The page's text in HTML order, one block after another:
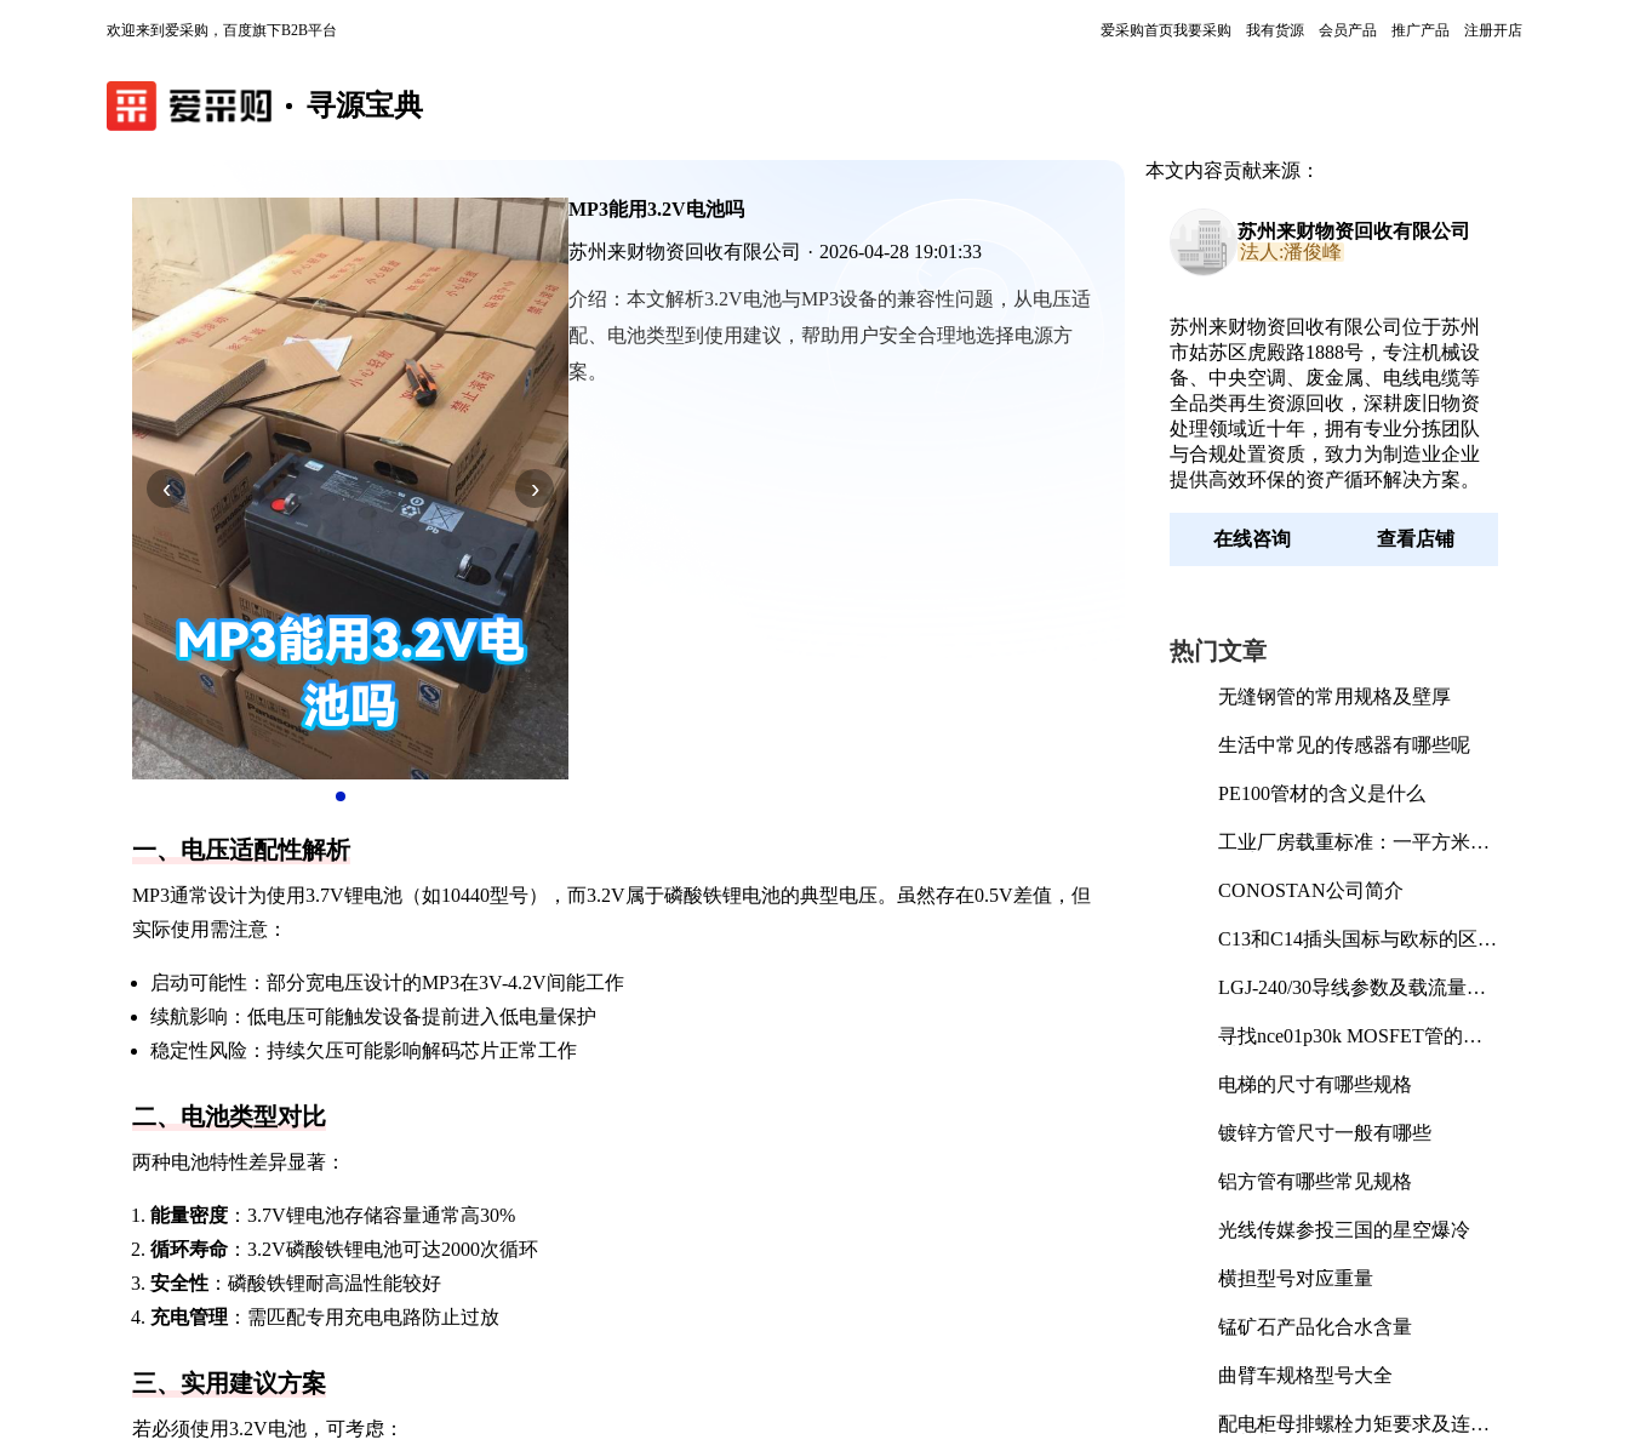
欢迎来到爱采购，百度旗下B2B平台 爱采购首页我要采购 我有货源 会员产品 推广产品 注册开店
寻源宝典
‹ ›
MP3能用3.2V电池吗
苏州来财物资回收有限公司 · 2026-04-28 19:01:33
介绍： 本文解析3.2V电池与MP3设备的兼容性问题，从电压适
配、电池类型到使用建议，帮助用户安全合理地选择电源方
案。
一、电压适配性解析
MP3通常设计为使用3.7V锂电池（如10440型号），而3.2V属于磷酸铁锂电池的典型电压。虽然存在0.5V差值，但
实际使用需注意：
启动可能性：部分宽电压设计的MP3在3V-4.2V间能工作
续航影响：低电压可能触发设备提前进入低电量保护
稳定性风险：持续欠压可能影响解码芯片正常工作
二、电池类型对比
两种电池特性差异显著：
能量密度 ：3.7V锂电池存储容量通常高30%
循环寿命 ：3.2V磷酸铁锂电池可达2000次循环
安全性 ：磷酸铁锂耐高温性能较好
充电管理 ：需匹配专用充电电路防止过放
三、实用建议方案
若必须使用3.2V电池，可考虑：
本文内容贡献来源：
苏州来财物资回收有限公司
法人:潘俊峰
苏州来财物资回收有限公司位于苏州
市姑苏区虎殿路1888号，专注机械设
备、中央空调、废金属、电线电缆等
全品类再生资源回收，深耕废旧物资
处理领域近十年，拥有专业分拣团队
与合规处置资质，致力为制造业企业
提供高效环保的资产循环解决方案。
在线咨询 查看店铺
热门文章
无缝钢管的常用规格及壁厚
生活中常见的传感器有哪些呢
PE100管材的含义是什么
工业厂房载重标准：一平方米能
CONOSTAN公司简介
C13和C14插头国标与欧标的区别
LGJ-240/30导线参数及载流量解
寻找nce01p30k MOSFET管的合
电梯的尺寸有哪些规格
镀锌方管尺寸一般有哪些
铝方管有哪些常见规格
光线传媒参投三国的星空爆冷
横担型号对应重量
锰矿石产品化合水含量
曲臂车规格型号大全
配电柜母排螺栓力矩要求及连接